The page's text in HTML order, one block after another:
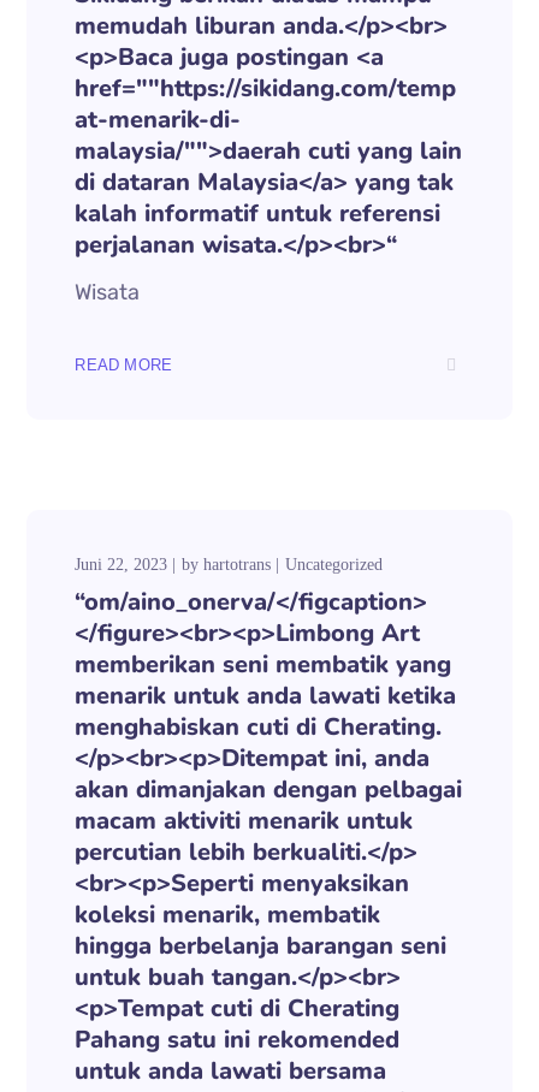
memudah liburan anda.</p><br>
<p>Baca juga postingan <a
href=""https://sikidang.com/temp
at-menarik-di-
malaysia/"">daerah cuti yang lain
di dataran Malaysia</a> yang tak
kalah informatif untuk referensi
perjalanan wisata.</p><br>“
Wisata
READ MORE
Juni 22, 2023 byhartotrans Uncategorized
“om/aino_onerva/</figcaption>
</figure><br><p>Limbong Art
memberikan seni membatik yang
menarik untuk anda lawati ketika
menghabiskan cuti di Cherating.
</p><br><p>Ditempat ini, anda
akan dimanjakan dengan pelbagai
macam aktiviti menarik untuk
percutian lebih berkualiti.</p>
<br><p>Seperti menyaksikan
koleksi menarik, membatik
hingga berbelanja barangan seni
untuk buah tangan.</p><br>
<p>Tempat cuti di Cherating
Pahang satu ini rekomended
untuk anda lawati bersama